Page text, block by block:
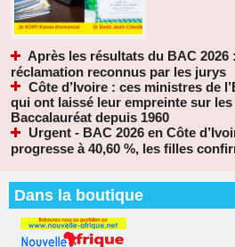
Après les résultats du BAC
réclamation reconnus par les jurys
Côte d’Ivoire : ces ministres de
qui ont laissé leur empreinte sur
Baccalauréat depuis 1960
Urgent - BAC 2026 en Côte
progresse à 40,60 %, les filles
Dans la boutique